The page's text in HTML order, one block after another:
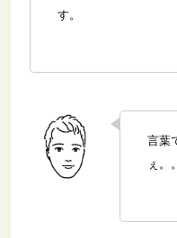
す。
言葉
ぇ。